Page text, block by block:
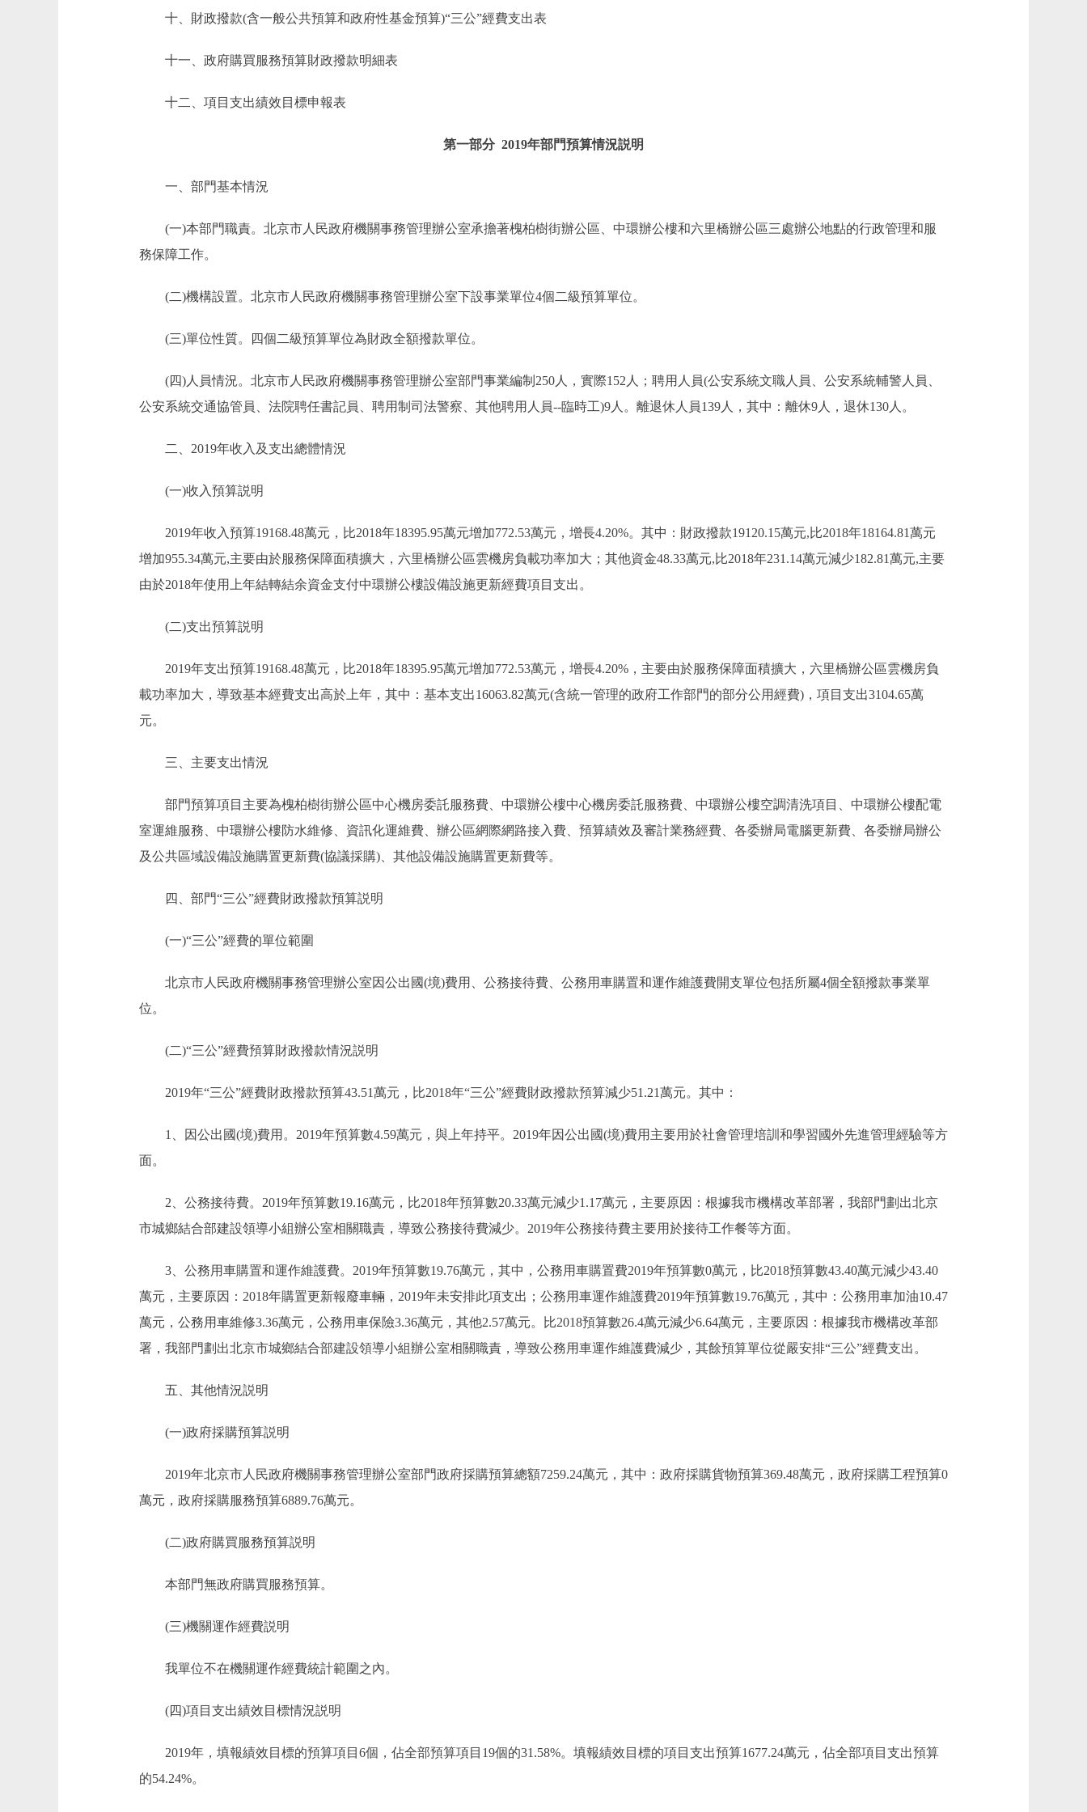
十、財政撥款(含一般公共預算和政府性基金預算)“三公”經費支出表
十一、政府購買服務預算財政撥款明細表
十二、項目支出績效目標申報表
第一部分 2019年部門預算情況説明
一、部門基本情況
(一)本部門職責。北京市人民政府機關事務管理辦公室承擔著槐柏樹街辦公區、中環辦公樓和六里橋辦公區三處辦公地點的行政管理和服
務保障工作。
(二)機構設置。北京市人民政府機關事務管理辦公室下設事業單位4個二級預算單位。
(三)單位性質。四個二級預算單位為財政全額撥款單位。
(四)人員情況。北京市人民政府機關事務管理辦公室部門事業編制250人，實際152人；聘用人員(公安系統文職人員、公安系統輔警人員、
公安系統交通協管員、法院聘任書記員、聘用制司法警察、其他聘用人員--臨時工)9人。離退休人員139人，其中：離休9人，退休130人。
二、2019年收入及支出總體情況
(一)收入預算説明
2019年收入預算19168.48萬元，比2018年18395.95萬元增加772.53萬元，增長4.20%。其中：財政撥款19120.15萬元,比2018年18164.81萬元
增加955.34萬元,主要由於服務保障面積擴大，六里橋辦公區雲機房負載功率加大；其他資金48.33萬元,比2018年231.14萬元減少182.81萬元,主要
由於2018年使用上年結轉結余資金支付中環辦公樓設備設施更新經費項目支出。
(二)支出預算説明
2019年支出預算19168.48萬元，比2018年18395.95萬元增加772.53萬元，增長4.20%，主要由於服務保障面積擴大，六里橋辦公區雲機房負
載功率加大，導致基本經費支出高於上年，其中：基本支出16063.82萬元(含統一管理的政府工作部門的部分公用經費)，項目支出3104.65萬
元。
三、主要支出情況
部門預算項目主要為槐柏樹街辦公區中心機房委託服務費、中環辦公樓中心機房委託服務費、中環辦公樓空調清洗項目、中環辦公樓配電
室運維服務、中環辦公樓防水維修、資訊化運維費、辦公區網際網路接入費、預算績效及審計業務經費、各委辦局電腦更新費、各委辦局辦公
及公共區域設備設施購置更新費(協議採購)、其他設備設施購置更新費等。
四、部門“三公”經費財政撥款預算説明
(一)“三公”經費的單位範圍
北京市人民政府機關事務管理辦公室因公出國(境)費用、公務接待費、公務用車購置和運作維護費開支單位包括所屬4個全額撥款事業單
位。
(二)“三公”經費預算財政撥款情況説明
2019年“三公”經費財政撥款預算43.51萬元，比2018年“三公”經費財政撥款預算減少51.21萬元。其中：
1、因公出國(境)費用。2019年預算數4.59萬元，與上年持平。2019年因公出國(境)費用主要用於社會管理培訓和學習國外先進管理經驗等方
面。
2、公務接待費。2019年預算數19.16萬元，比2018年預算數20.33萬元減少1.17萬元，主要原因：根據我市機構改革部署，我部門劃出北京
市城鄉結合部建設領導小組辦公室相關職責，導致公務接待費減少。2019年公務接待費主要用於接待工作餐等方面。
3、公務用車購置和運作維護費。2019年預算數19.76萬元，其中，公務用車購置費2019年預算數0萬元，比2018預算數43.40萬元減少43.40
萬元，主要原因：2018年購置更新報廢車輛，2019年未安排此項支出；公務用車運作維護費2019年預算數19.76萬元，其中：公務用車加油10.47
萬元，公務用車維修3.36萬元，公務用車保險3.36萬元，其他2.57萬元。比2018預算數26.4萬元減少6.64萬元，主要原因：根據我市機構改革部
署，我部門劃出北京市城鄉結合部建設領導小組辦公室相關職責，導致公務用車運作維護費減少，其餘預算單位從嚴安排“三公”經費支出。
五、其他情況説明
(一)政府採購預算説明
2019年北京市人民政府機關事務管理辦公室部門政府採購預算總額7259.24萬元，其中：政府採購貨物預算369.48萬元，政府採購工程預算0
萬元，政府採購服務預算6889.76萬元。
(二)政府購買服務預算説明
本部門無政府購買服務預算。
(三)機關運作經費説明
我單位不在機關運作經費統計範圍之內。
(四)項目支出績效目標情況説明
2019年，填報績效目標的預算項目6個，佔全部預算項目19個的31.58%。填報績效目標的項目支出預算1677.24萬元，佔全部項目支出預算
的54.24%。